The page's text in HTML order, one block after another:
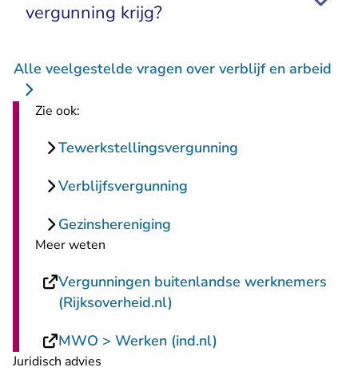
vergunning krijg?
Alle veelgestelde vragen over verblijf en arbeid
Zie ook:
Tewerkstellingsvergunning
Verblijfsvergunning
Gezinshereniging
Meer weten
Vergunningen buitenlandse werknemers
(Rijksoverheid.nl)
MWO > Werken (ind.nl)
Juridisch advies